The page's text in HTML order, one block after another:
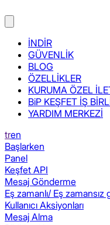
İNDİR
GÜVENLİK
BLOG
ÖZELLİKLER
KURUMA ÖZEL
BiP KEŞFET İŞ
YARDIM MERKEZİ
tren
Başlarken
Panel
Keşfet API
Mesaj Gönderme
Eş zamanlı/ Eş zamansız
Kullanıcı Aksiyonları
Mesaj Alma